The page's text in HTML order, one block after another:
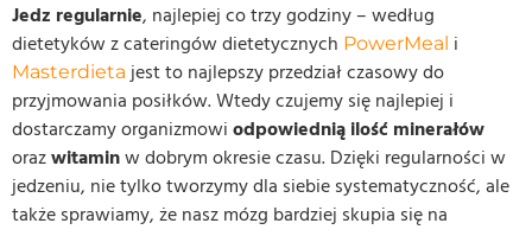
Jedz regularnie, najlepiej co trzy godziny – według
dietetyków z cateringów dietetycznych PowerMeal i
Masterdieta jest to najlepszy przedział czasowy do
przyjmowania posiłków. Wtedy czujemy się najlepiej i
dostarczamy organizmowi odpowiednią ilość minerałów
orazwitaminw dobrym okresie czasu. Dzięki regularności w
jedzeniu, nie tylko tworzymy dla siebie systematyczność, ale
także sprawiamy, że nasz mózg bardziej skupia się na